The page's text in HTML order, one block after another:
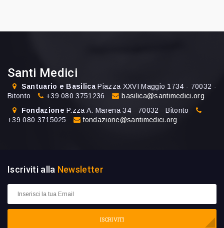
Santi Medici
Santuario e Basilica Piazza XXVI Maggio 1734 - 70032 -
Bitonto
+39 080 3751236
basilica@santimedici.org
Fondazione P.zza A. Marena 34 - 70032 - Bitonto
+39 080 3715025
fondazione@santimedici.org
Iscriviti alla Newsletter
ISCRIVITI